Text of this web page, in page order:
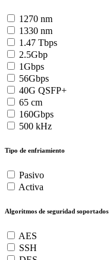
1270 nm
1330 nm
1.47 Tbps
2.5Gbp
1Gbps
56Gbps
40G QSFP+
65 cm
160Gbps
500 kHz
Tipo de enfriamiento
Pasivo
Activa
Algoritmos de seguridad soportados
AES
SSH